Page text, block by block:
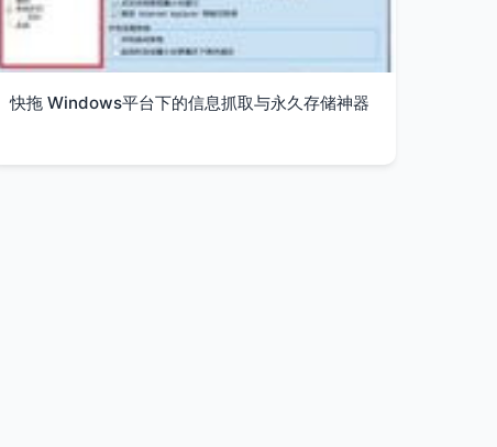
快拖 Windows平台下的信息抓取与永久存储神器